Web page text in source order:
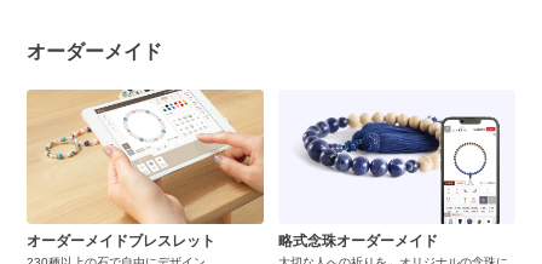
オーダーメイド
オーダーメイドブレスレット 略式念珠オーダーメイド